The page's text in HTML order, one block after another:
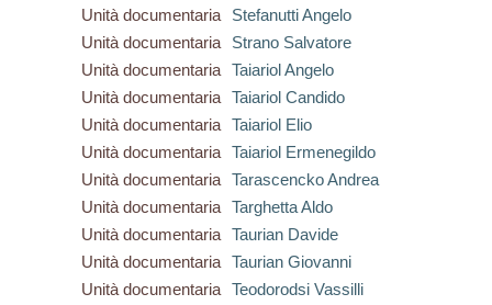
Unità documentaria
Stefanutti Angelo
Unità documentaria
Strano Salvatore
Unità documentaria
Taiariol Angelo
Unità documentaria
Taiariol Candido
Unità documentaria
Taiariol Elio
Unità documentaria
Taiariol Ermenegildo
Unità documentaria
Tarascencko Andrea
Unità documentaria
Targhetta Aldo
Unità documentaria
Taurian Davide
Unità documentaria
Taurian Giovanni
Unità documentaria
Teodorodsi Vassilli